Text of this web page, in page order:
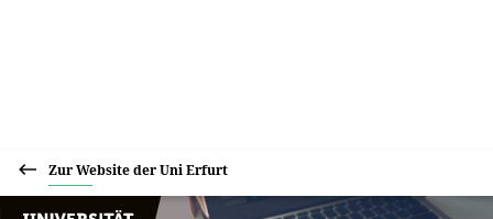
Zur Website der Uni Erfurt